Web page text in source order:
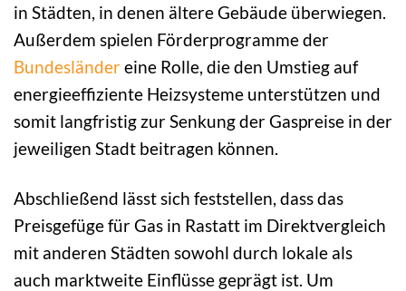
in Städten, in denen ältere Gebäude überwiegen.
Außerdem spielen Förderprogramme der
Bundesländereine Rolle, die den Umstieg auf
energieeffiziente Heizsysteme unterstützen und
somit langfristig zur Senkung der Gaspreise in der
jeweiligen Stadt beitragen können.
Abschließend lässt sich feststellen, dass das
Preisgefüge für Gas in Rastatt im Direktvergleich
mit anderen Städten sowohl durch lokale als
auch marktweite Einflüsse geprägt ist. Um